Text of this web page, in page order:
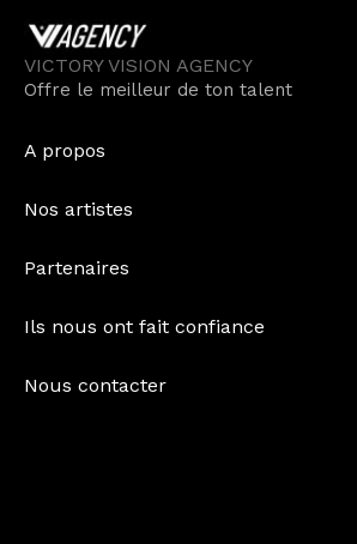
contenu
VICTORY VISION AGENCY
Offre le meilleur de ton talent
A propos
Nos artistes
Partenaires
Ils nous ont fait confiance
Nous contacter